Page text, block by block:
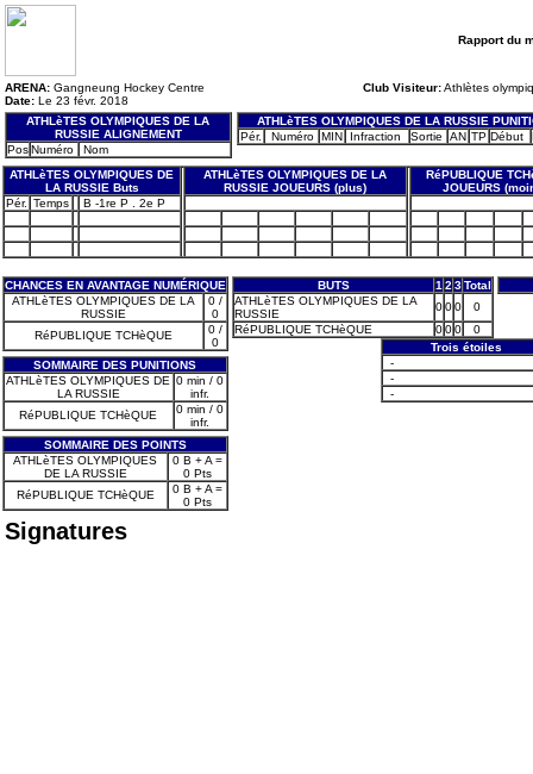
Rapport du
ARENA: Gangneung Hockey Centre
Date: Le 23 févr. 2018
Club Visiteur:Athlètes
ATHLèTES OLYMPIQUES DE LA
RUSSIE ALIGNEMENT
PosNuméro Nom
ATHLèTES OLYMPIQUES DE LA RUSSIE
Pér.
Numéro MIN Infraction Sortie AN TP Début
ATHLèTES OLYMPIQUES DE
LA RUSSIE Buts
ATHLèTES OLYMPIQUES DE LA
RUSSIE JOUEURS (plus)
RéPUBLIQUE
JOUEURS
Pér. Temps B -1re P . 2e P
CHANCES EN AVANTAGE NUMÉRIQUE
ATHLèTES OLYMPIQUES DE LA
RUSSIE
0 /
0
RéPUBLIQUE TCHèQUE
0 /
0
SOMMAIRE DES PUNITIONS
ATHLèTES OLYMPIQUES DE
LA RUSSIE
0 min / 0
infr.
RéPUBLIQUE TCHèQUE
0 min / 0
infr.
SOMMAIRE DES POINTS
ATHLèTES OLYMPIQUES
DE LA RUSSIE
0 B + A =
0 Pts
RéPUBLIQUE TCHèQUE
0 B + A =
0 Pts
BUTS 1 2 3Total
ATHLèTES OLYMPIQUES DE LA
RUSSIE
000
0
RéPUBLIQUE TCHèQUE
000
0
Trois étoiles
-
-
-
Signatures